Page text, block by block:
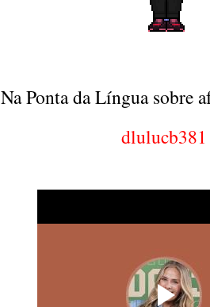
Na Ponta da Língua sobre
dlulucb381